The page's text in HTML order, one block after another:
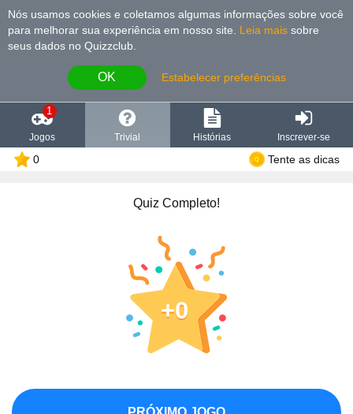
Nós usamos cookies e coletamos algumas informações sobre você
para melhorar sua experiência em nosso site
Leia mais sobre
seus dados no Quizzclub.
OK Estabelecer preferências
1
Jogos Trivial Histórias Inscrever-se
0 Tente as dicas
Quiz Completo!
0